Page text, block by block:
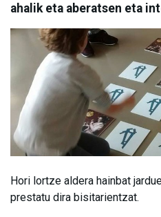
ahalik eta aberatsen eta
Hori lortze aldera hainbat
prestatu dira bisitarientzat.